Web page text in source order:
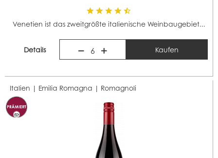
Venetien ist das zweitgrößte italienische Weinbaugebiet...
Details 6 Kaufen
Italien | Emilia Romagna | Romagnoli